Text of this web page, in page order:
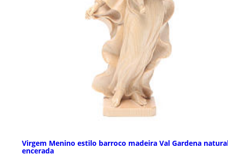
Virgem Menino estilo barroco madeira Val Gardena
encerada